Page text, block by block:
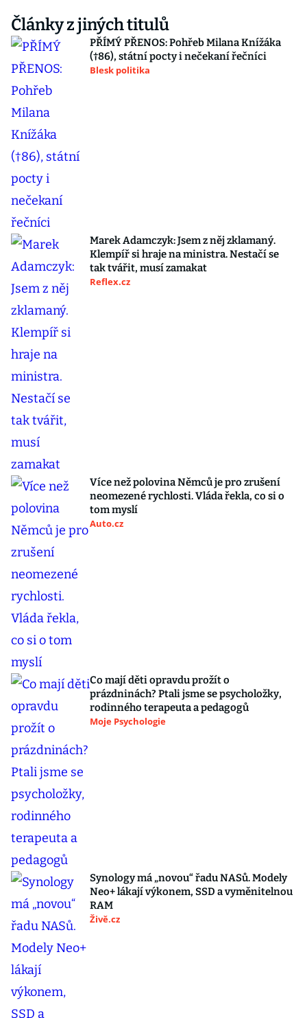
Články z jiných titulů
PŘÍMÝ PŘENOS: Pohřeb Milana Knížáka
(†86), státní pocty i nečekaní řečníci
Blesk politika
Marek Adamczyk: Jsem z něj zklamaný.
Klempíř si hraje na ministra. Nestačí se
tak tvářit, musí zamakat
Reflex.cz
Více než polovina Němců je pro zrušení
neomezené rychlosti. Vláda řekla, co si o
tom myslí
Auto.cz
Co mají děti opravdu prožít o
prázdninách? Ptali jsme se psycholožky,
rodinného terapeuta a pedagogů
Moje Psychologie
Synology má „novou“ řadu NASů. Modely
Neo+ lákají výkonem, SSD a vyměnitelnou
RAM
Živě.cz